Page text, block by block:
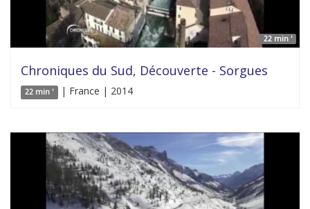
22 min '
Chroniques du Sud, Découverte - Sorgues
22 min ' | France | 2014